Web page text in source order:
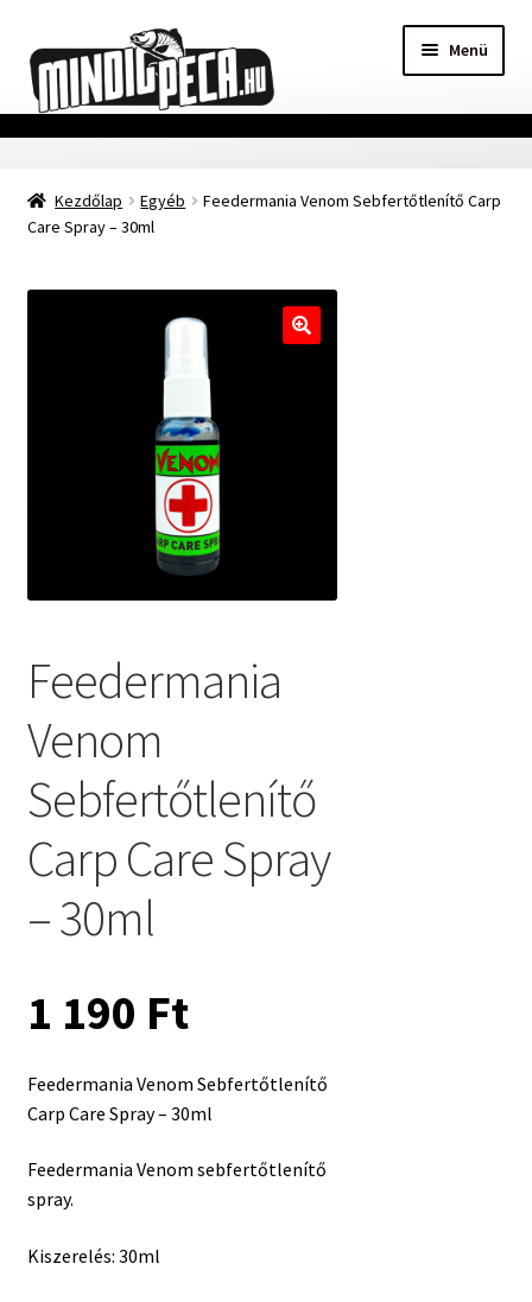
a
navigációhoz
a
tartalomba
Menü
Főoldal
Adatvédelmi nyilatkozat
Szállítási Információ
Mohosz Versenynaptár 2025
Kezdőlap Egyéb
Feedermania Venom Sebfertőtlenítő Carp
Care Spray – 30ml
Feedermania
Venom
Sebfertőtlenítő
Carp Care Spray
– 30ml
1 190 Ft
Feedermania Venom Sebfertőtlenítő
Carp Care Spray – 30ml
Feedermania Venom sebfertőtlenítő
spray.
Kiszerelés: 30ml